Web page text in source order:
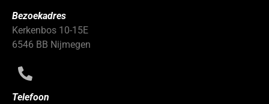
Bezoekadres
Kerkenbos 10-15E
6546 BB Nijmegen
Telefoon